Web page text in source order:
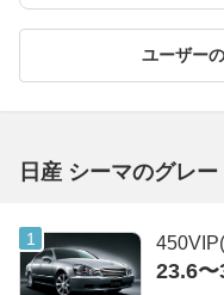
ユーザー
日産 シーマのグレ
23.6〜